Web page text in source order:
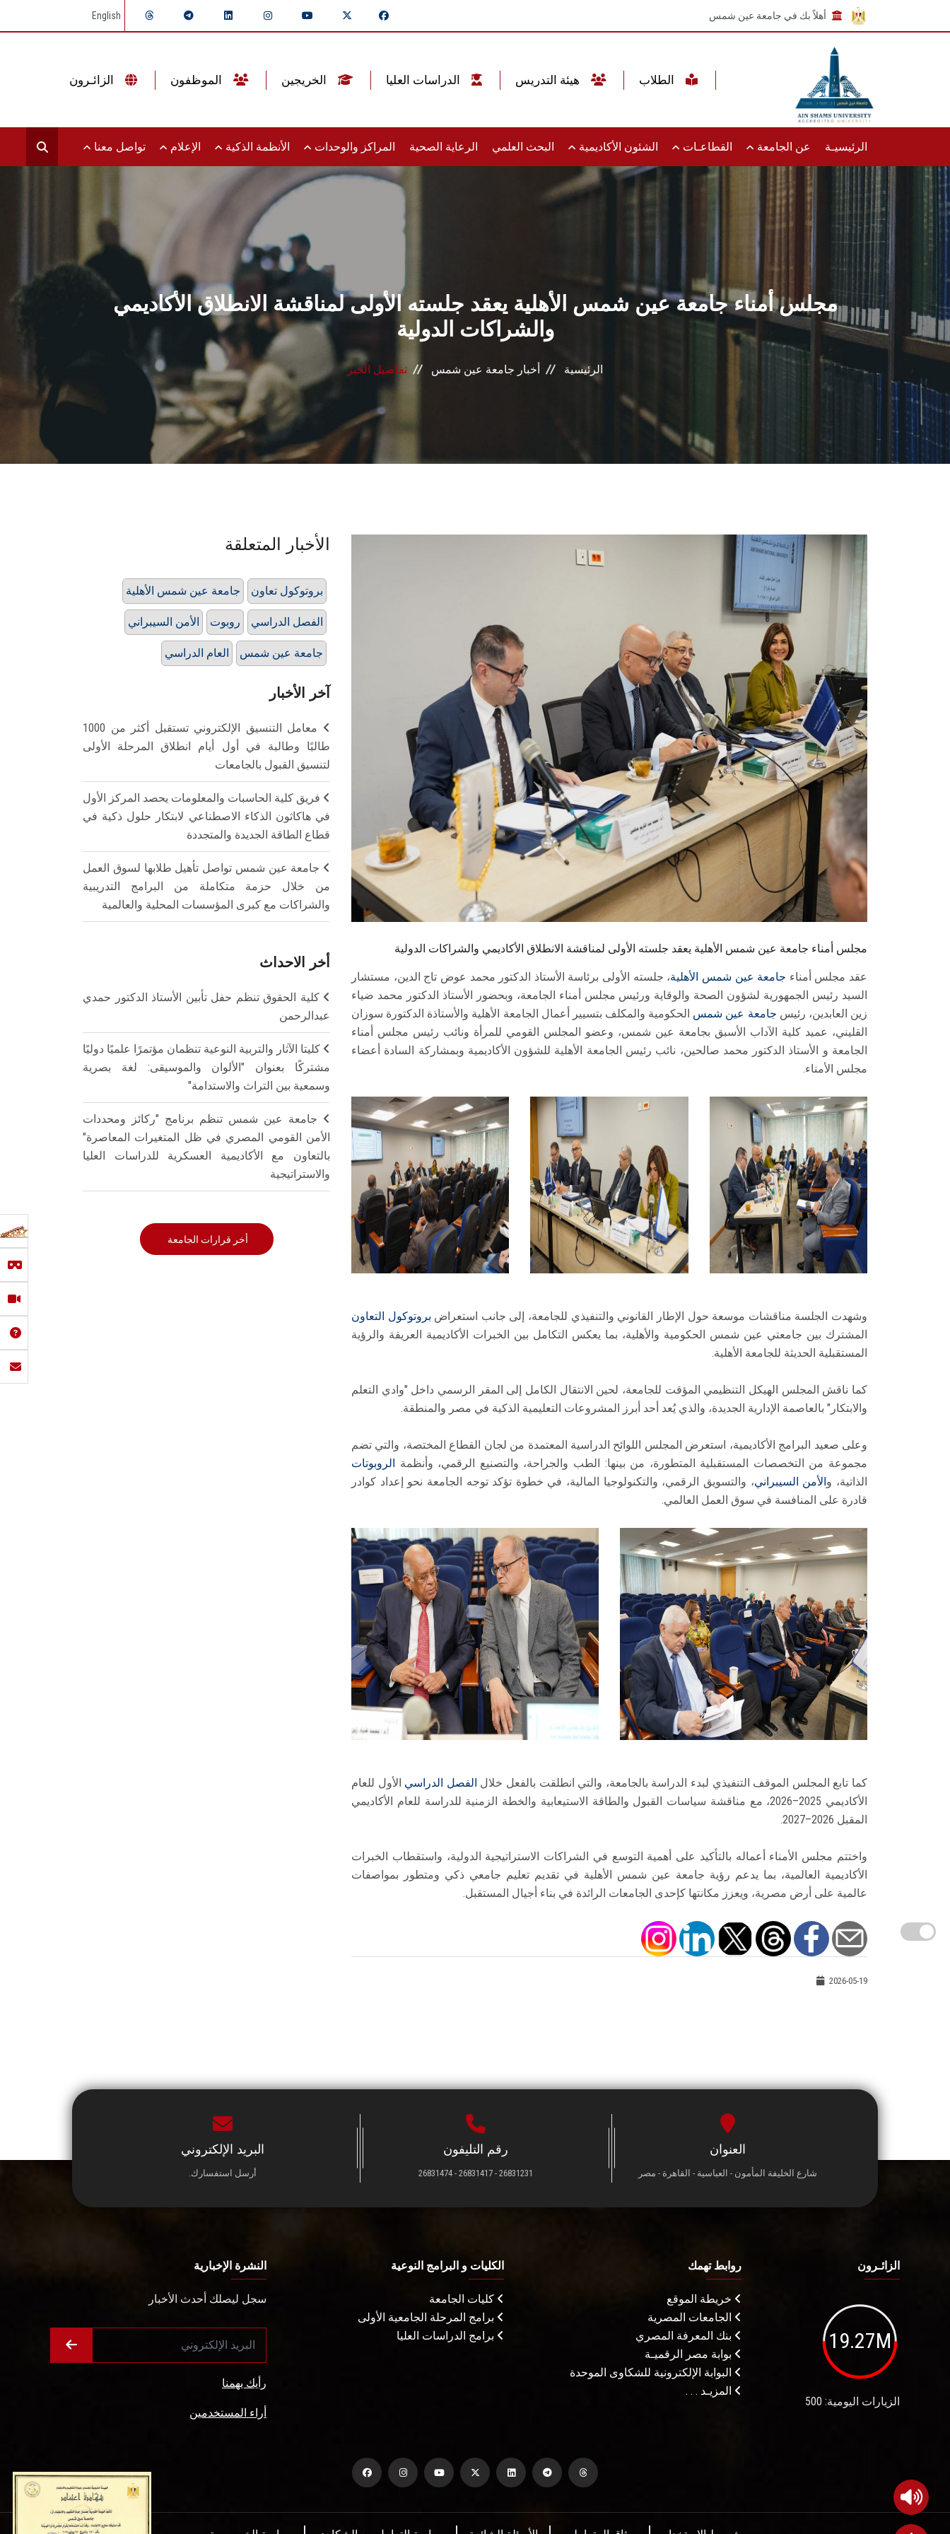
أهلاً بك في جامعة عين شمس English
الرئيسيـة عن الجامعة القطاعـات الشئون الأكاديمية البحث العلمي الرعاية الصحية المراكز والوحدات الأنظمة الذكية الإعلام تواصل معنا
مجلس أمناء جامعة عين شمس الأهلية يعقد جلسته الأولى لمناقشة الانطلاق الأكاديمي
والشراكات الدولية
الرئيسية أخبار جامعة عين شمس تفاصيل الخبر
مجلس أمناء جامعة عين شمس الأهلية يعقد جلسته الأولى لمناقشة الانطلاق الأكاديمي والشراكات الدولية
عقد مجلس أمناء جامعة عين شمس الأهلية، جلسته الأولى برئاسة الأستاذ الدكتور محمد عوض تاج الدين، مستشار
السيد رئيس الجمهورية لشؤون الصحة والوقاية ورئيس مجلس أمناء الجامعة، وبحضور الأستاذ الدكتور محمد ضياء
زين العابدين، رئيس جامعة عين شمس الحكومية والمكلف بتسيير أعمال الجامعة الأهلية والأستاذة الدكتورة سوزان
القليني، عميد كلية الآداب الأسبق بجامعة عين شمس، وعضو المجلس القومي للمرأة ونائب رئيس مجلس أمناء
الجامعة و الأستاذ الدكتور محمد صالحين، نائب رئيس الجامعة الأهلية للشؤون الأكاديمية وبمشاركة السادة أعضاء
مجلس الأمناء.
وشهدت الجلسة مناقشات موسعة حول الإطار القانوني والتنفيذي للجامعة، إلى جانب استعراض بروتوكول التعاون
المشترك بين جامعتي عين شمس الحكومية والأهلية، بما يعكس التكامل بين الخبرات الأكاديمية العريقة والرؤية
المستقبلية الحديثة للجامعة الأهلية.
كما ناقش المجلس الهيكل التنظيمي المؤقت للجامعة، لحين الانتقال الكامل إلى المقر الرسمي داخل "وادي التعلم
والابتكار" بالعاصمة الإدارية الجديدة، والذي يُعد أحد أبرز المشروعات التعليمية الذكية في مصر والمنطقة.
وعلى صعيد البرامج الأكاديمية، استعرض المجلس اللوائح الدراسية المعتمدة من لجان القطاع المختصة، والتي تضم
مجموعة من التخصصات المستقبلية المتطورة، من بينها: الطب والجراحة، والتصنيع الرقمي، وأنظمة الروبوتات
الذاتية، والأمن السيبراني، والتسويق الرقمي، والتكنولوجيا المالية، في خطوة تؤكد توجه الجامعة نحو إعداد كوادر
قادرة على المنافسة في سوق العمل العالمي.
كما تابع المجلس الموقف التنفيذي لبدء الدراسة بالجامعة، والتي انطلقت بالفعل خلال الفصل الدراسي الأول للعام
الأكاديمي 2025–2026، مع مناقشة سياسات القبول والطاقة الاستيعابية والخطة الزمنية للدراسة للعام الأكاديمي
المقبل 2026–2027.
واختتم مجلس الأمناء أعماله بالتأكيد على أهمية التوسع في الشراكات الاستراتيجية الدولية، واستقطاب الخبرات
الأكاديمية العالمية، بما يدعم رؤية جامعة عين شمس الأهلية في تقديم تعليم جامعي ذكي ومتطور بمواصفات
عالمية على أرض مصرية، ويعزز مكانتها كإحدى الجامعات الرائدة في بناء أجيال المستقبل.
2026-05-19
الأخبار المتعلقة
جامعة عين شمس الأهلية بروتوكول تعاون
الأمن السيبراني روبوت الفصل الدراسي
العام الدراسي جامعة عين شمس
آخر الأخبار
معامل التنسيق الإلكتروني تستقبل أكثر من 1000
طالبًا وطالبة في أول أيام انطلاق المرحلة الأولى
لتنسيق القبول بالجامعات
فريق كلية الحاسبات والمعلومات يحصد المركز الأول
في هاكاثون الذكاء الاصطناعي لابتكار حلول ذكية في
قطاع الطاقة الجديدة والمتجددة
جامعة عين شمس تواصل تأهيل طلابها لسوق العمل
من خلال حزمة متكاملة من البرامج التدريبية
والشراكات مع كبرى المؤسسات المحلية والعالمية
أخر الاحداث
كلية الحقوق تنظم حفل تأبين الأستاذ الدكتور حمدي
عبدالرحمن
كليتا الآثار والتربية النوعية تنظمان مؤتمرًا علميًا دوليًا
مشتركًا بعنوان "الألوان والموسيقى: لغة بصرية
وسمعية بين التراث والاستدامة"
جامعة عين شمس تنظم برنامج "ركائز ومحددات
الأمن القومي المصري في ظل المتغيرات المعاصرة"
بالتعاون مع الأكاديمية العسكرية للدراسات العليا
والاستراتيجية
أخر قرارات الجامعة
العنوان
شارع الخليفة المأمون - العباسية - القاهرة - مصر
رقم التليفون
26831231 - 26831417 - 26831474
البريد الإلكتروني
أرسل استفسارك.
الزائـرون
19.27M
الزيارات اليومية: 500
روابط تهمك
خريطة الموقع
الجامعات المصرية
بنك المعرفة المصري
بوابة مصر الرقميـة
البوابة الإلكترونية للشكاوى الموحدة
المزيـد . . .
الكليات و البرامج النوعية
كليات الجامعة
برامج المرحلة الجامعية الأولى
برامج الدراسات العليا
النشرة الإخبارية
سجل ليصلك أحدث الأخبار
رأيك يهمنا
أراء المستخدمين